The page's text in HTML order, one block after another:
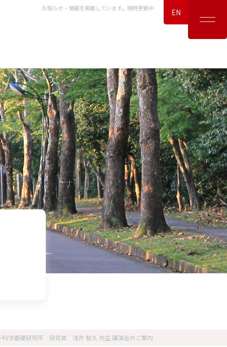
お知らせ・情報を掲載しています。随時更新中 EN
科学基礎研究所 研究員 浅井 智久 先生 講演会のご案内